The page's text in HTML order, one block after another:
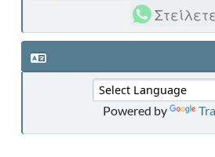
Powered by